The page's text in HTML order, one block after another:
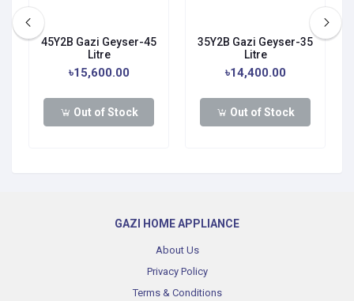
45Y2B Gazi Geyser-45
Litre
৳15,600.00
Out of Stock
35Y2B Gazi Geyser-35
Litre
৳14,400.00
Out of Stock
GAZI HOME APPLIANCE
About Us
Privacy Policy
Terms & Conditions